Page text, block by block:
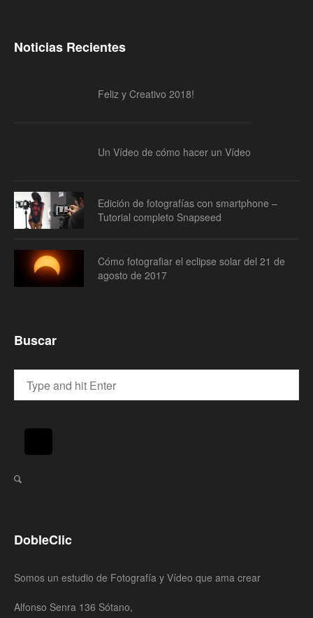
Noticias Recientes
Feliz y Creativo 2018!
Un Vídeo de cómo hacer un Vídeo
Edición de fotografías con smartphone –
Tutorial completo Snapseed
Cómo fotografiar el eclipse solar del 21 de
agosto de 2017
Buscar
DobleClic
Somos un estudio de Fotografía y Vídeo que ama crear
Alfonso Senra 136 Sótano,